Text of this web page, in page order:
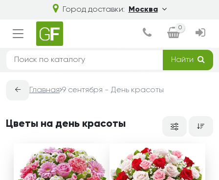
Город доставки: Москва
0
Найти
← Главная 9 сентября - День красоты
Цветы на день красоты